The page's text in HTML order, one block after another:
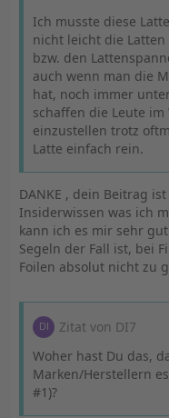
Ich musste diese
nicht leicht die
bzw. den
auch wenn man die
hat, noch immer
schaffen die Leute
einzustellen trotz
Latte einfach rein.
DANKE , dein Beitrag
Insiderwissen was ich
kann ich es mir sehr
Segeln der Fall ist, bei
Foilen absolut nicht zu
Zitat von DI7
Woher hast Du das,
Marken/Herstellern
#1)?